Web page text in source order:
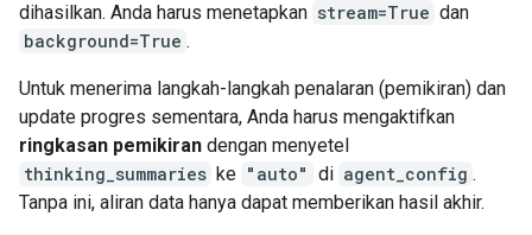
dihasilkan. Anda harus menetapkan stream=True dan
background=True .
Untuk menerima langkah-langkah penalaran (pemikiran) dan
update progres sementara, Anda harus mengaktifkan
ringkasan pemikiran dengan menyetel
thinking_summaries ke "auto" di agent_config .
Tanpa ini, aliran data hanya dapat memberikan hasil akhir.